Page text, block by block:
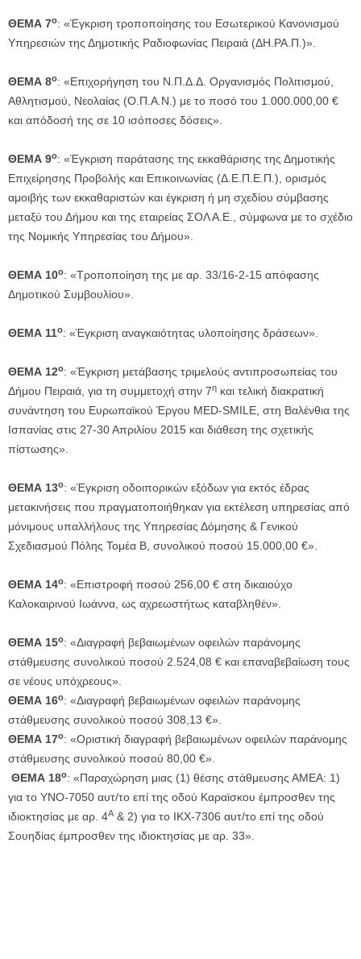
ΘΕΜΑ 7ο: «Έγκριση τροποποίησης του Εσωτερικού Κανονισμού
Υπηρεσιών της Δημοτικής Ραδιοφωνίας Πειραιά (ΔΗ.ΡΑ.Π.)».
ΘΕΜΑ 8ο: «Επιχορήγηση του Ν.Π.Δ.Δ. Οργανισμός Πολιτισμού,
Αθλητισμού, Νεολαίας (Ο.Π.Α.Ν.) με το ποσό του 1.000.000,00 €
και απόδοσή της σε 10 ισόποσες δόσεις».
ΘΕΜΑ 9ο: «Έγκριση παράτασης της εκκαθάρισης της Δημοτικής
Επιχείρησης Προβολής και Επικοινωνίας (Δ.Ε.Π.Ε.Π.), ορισμός
αμοιβής των εκκαθαριστών και έγκριση ή μη σχεδίου σύμβασης
μεταξύ του Δήμου και της εταιρείας ΣΟΛ Α.Ε., σύμφωνα με το σχέδιο
της Νομικής Υπηρεσίας του Δήμου».
ΘΕΜΑ 10ο: «Τροποποίηση της με αρ. 33/16-2-15 απόφασης
Δημοτικού Συμβουλίου».
ΘΕΜΑ 11ο: «Έγκριση αναγκαιότητας υλοποίησης δράσεων».
ΘΕΜΑ 12ο: «Έγκριση μετάβασης τριμελούς αντιπροσωπείας του
Δήμου Πειραιά, για τη συμμετοχή στην 7η και τελική διακρατική
συνάντηση του Ευρωπαϊκού Έργου MED-SMILE, στη Βαλένθια της
Ισπανίας στις 27-30 Απριλίου 2015 και διάθεση της σχετικής
πίστωσης».
ΘΕΜΑ 13ο: «Έγκριση οδοιπορικών εξόδων για εκτός έδρας
μετακινήσεις που πραγματοποιήθηκαν για εκτέλεση υπηρεσίας από
μόνιμους υπαλλήλους της Υπηρεσίας Δόμησης & Γενικού
Σχεδιασμού Πόλης Τομέα Β, συνολικού ποσού 15.000,00 €».
ΘΕΜΑ 14ο: «Επιστροφή ποσού 256,00 € στη δικαιούχο
Καλοκαιρινού Ιωάννα, ως αχρεωστήτως καταβληθέν».
ΘΕΜΑ 15ο: «Διαγραφή βεβαιωμένων οφειλών παράνομης
στάθμευσης συνολικού ποσού 2.524,08 € και επαναβεβαίωση τους
σε νέους υπόχρεους».
ΘΕΜΑ 16ο: «Διαγραφή βεβαιωμένων οφειλών παράνομης
στάθμευσης συνολικού ποσού 308,13 €».
ΘΕΜΑ 17ο: «Οριστική διαγραφή βεβαιωμένων οφειλών παράνομης
στάθμευσης συνολικού ποσού 80,00 €».
ΘΕΜΑ 18ο: «Παραχώρηση μιας (1) θέσης στάθμευσης ΑΜΕΑ: 1)
για το ΥΝΟ-7050 αυτ/το επί της οδού Καραϊσκου έμπροσθεν της
ιδιοκτησίας με αρ. 4Α& 2) για το ΙΚΧ-7306 αυτ/το επί της οδού
Σουηδίας έμπροσθεν της ιδιοκτησίας με αρ. 33».